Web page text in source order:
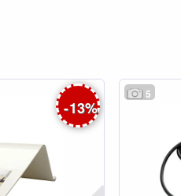
-13%
5